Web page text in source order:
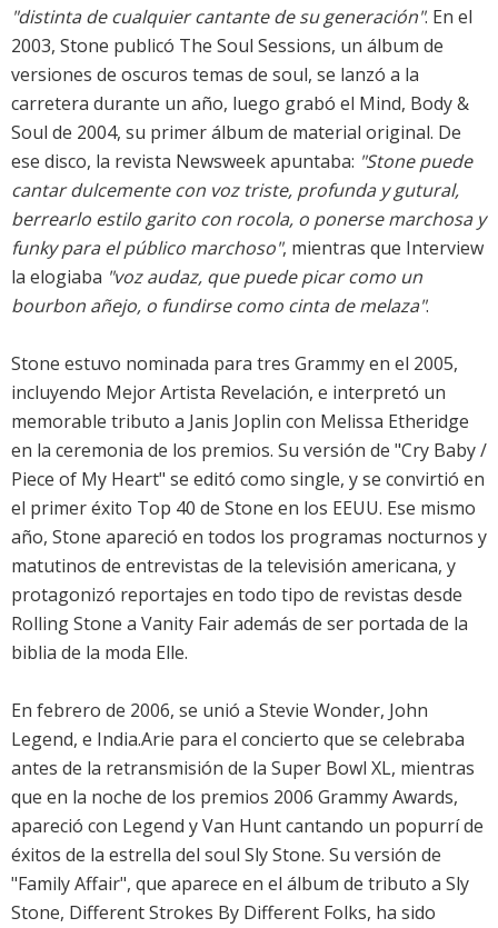
"distinta de cualquier cantante de su generación". En el
2003, Stone publicó The Soul Sessions, un álbum de
versiones de oscuros temas de soul, se lanzó a la
carretera durante un año, luego grabó el Mind, Body &
Soul de 2004, su primer álbum de material original. De
ese disco, la revista Newsweek apuntaba: "Stone puede
cantar dulcemente con voz triste, profunda y gutural,
berrearlo estilo garito con rocola, o ponerse marchosa y
funky para el público marchoso", mientras que Interview
la elogiaba "voz audaz, que puede picar como un
bourbon añejo, o fundirse como cinta de melaza".
Stone estuvo nominada para tres Grammy en el 2005,
incluyendo Mejor Artista Revelación, e interpretó un
memorable tributo a Janis Joplin con Melissa Etheridge
en la ceremonia de los premios. Su versión de "Cry Baby /
Piece of My Heart" se editó como single, y se convirtió en
el primer éxito Top 40 de Stone en los EEUU. Ese mismo
año, Stone apareció en todos los programas nocturnos y
matutinos de entrevistas de la televisión americana, y
protagonizó reportajes en todo tipo de revistas desde
Rolling Stone a Vanity Fair además de ser portada de la
biblia de la moda Elle.
En febrero de 2006, se unió a Stevie Wonder, John
Legend, e India.Arie para el concierto que se celebraba
antes de la retransmisión de la Super Bowl XL, mientras
que en la noche de los premios 2006 Grammy Awards,
apareció con Legend y Van Hunt cantando un popurrí de
éxitos de la estrella del soul Sly Stone. Su versión de
"Family Affair", que aparece en el álbum de tributo a Sly
Stone, Different Strokes By Different Folks, ha sido